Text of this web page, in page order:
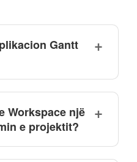
Gantt
Workspace një
e projektit?